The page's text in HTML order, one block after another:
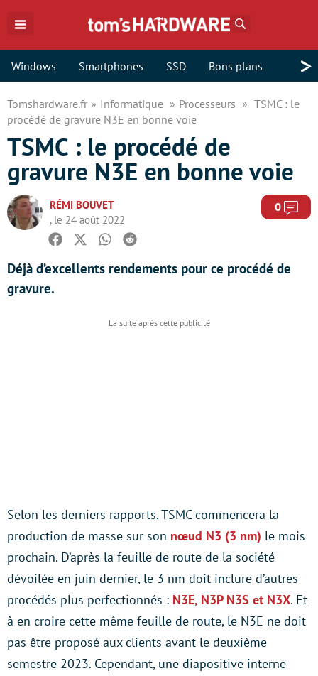
Windows Smartphones SSD Bons plans >
Tomshardware.fr Informatique Processeurs
TSMC : le
procédé de gravure N3E en bonne voie
TSMC : le procédé de
gravure N3E en bonne voie
RÉMI BOUVET
, le 24 août 2022
0
Facebook
TwitterWhatsapp
Reddit
Déjà d’excellents rendements pour ce procédé de
gravure.
Selon les derniers rapports, TSMC commencera la
production de masse sur son nœud N3 (3 nm) le mois
prochain. D’après la feuille de route de la société
dévoilée en juin dernier, le 3 nm doit inclure d’autres
procédés plus perfectionnés : N3E, N3P N3S et N3X. Et
à en croire cette même feuille de route, le N3E ne doit
pas être proposé aux clients avant le deuxième
semestre 2023. Cependant, une diapositive interne